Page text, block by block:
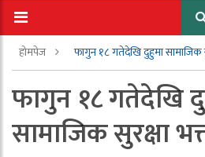
होमपेज फागुन १८ गतेदेखि दुहुमा सामाजिक
फागुन १८ गतेदेखि
सामाजिक सुरक्षा